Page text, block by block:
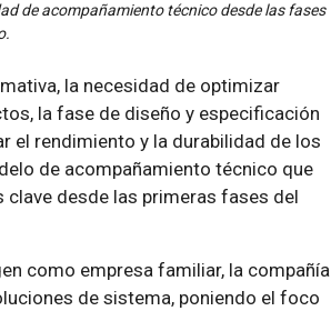
de acompañamiento técnico desde las fases
la necesidad de optimizar
la fase de diseño y especificación
el rendimiento y la durabilidad de los
de acompañamiento técnico que
desde las primeras fases del
como empresa familiar, la compañía
de sistema, poniendo el foco